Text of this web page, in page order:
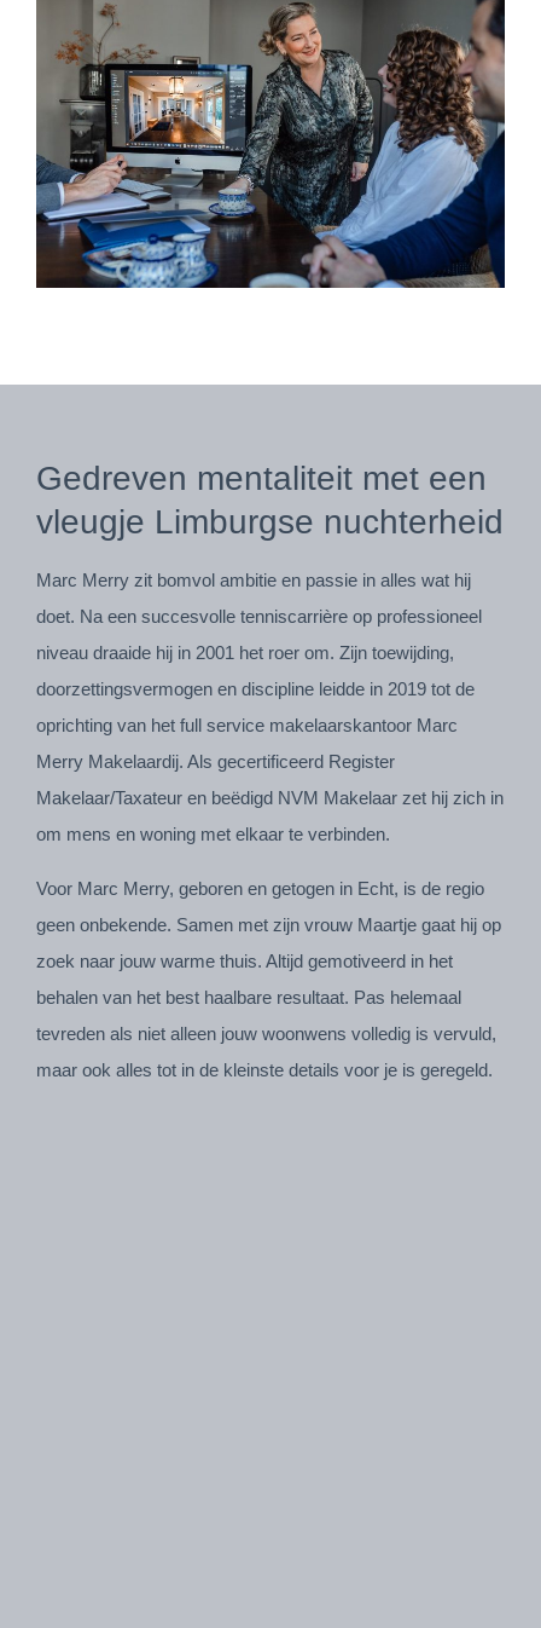
Gedreven mentaliteit met een
vleugje Limburgse nuchterheid
Marc Merry zit bomvol ambitie en passie in alles wat hij
doet. Na een succesvolle tenniscarrière op professioneel
niveau draaide hij in 2001 het roer om. Zijn toewijding,
doorzettingsvermogen en discipline leidde in 2019 tot de
oprichting van het full service makelaarskantoor Marc
Merry Makelaardij. Als gecertificeerd Register
Makelaar/Taxateur en beëdigd NVM Makelaar zet hij zich in
om mens en woning met elkaar te verbinden.
Voor Marc Merry, geboren en getogen in Echt, is de regio
geen onbekende. Samen met zijn vrouw Maartje gaat hij op
zoek naar jouw warme thuis. Altijd gemotiveerd in het
behalen van het best haalbare resultaat. Pas helemaal
tevreden als niet alleen jouw woonwens volledig is vervuld,
maar ook alles tot in de kleinste details voor je is geregeld.